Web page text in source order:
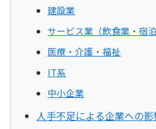
建設業
サービス業（飲食業・宿泊
医療・介護・福祉
IT系
中小企業
人手不足による企業への